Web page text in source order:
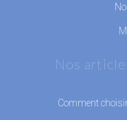
Nos
Comment